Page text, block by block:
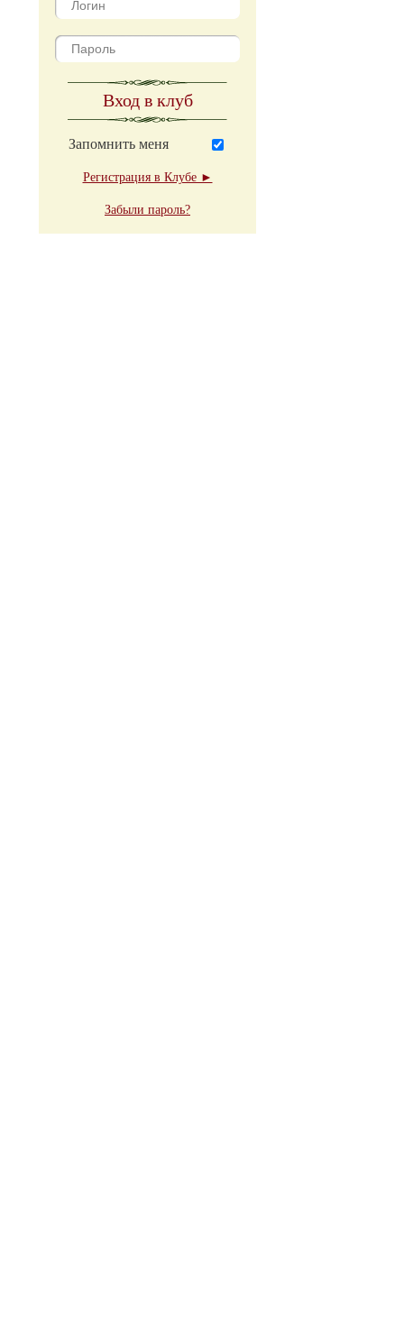
Вход в клуб
Запомнить меня
Регистрация в Клубе ►
Забыли пароль?